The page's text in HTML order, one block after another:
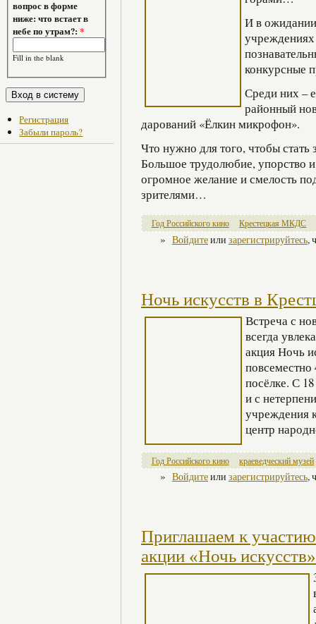
вопрос в форме
ниже: что встает в
небе по утрам?:*
Fill in the blank
Регистрация
Забыли пароль?
И в
конкурсные
Среди них –
районный
дарований «Ёлкин микрофон».
Что нужно для того, чтобы стать
Большое трудолюбие, упорство
огромное желание и смелость
зрителями…
Год Российского кино Крестецкая МКДС
» Войдитеили зарегистрируйтесь,
Ночь искусств в
Встреча с
всегда
акция Ночь
посёлке. С
и с
учреждения
центр
Год Российского кино краеведческий музей
» Войдитеили зарегистрируйтесь,
Приглашаем к
акции «Ночь искусств»